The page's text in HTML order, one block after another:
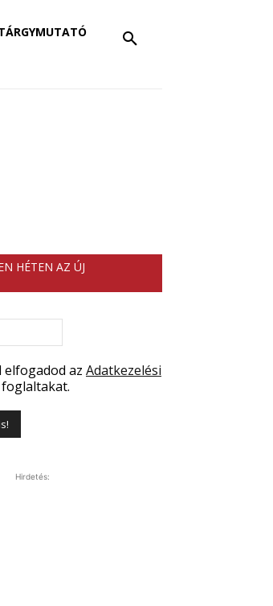
HÉTEN AZ ÚJ
az Adatkezelési
foglaltakat.
Hirdetés: